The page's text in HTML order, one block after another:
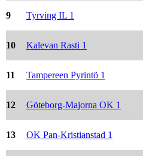
9 Tyrving IL 1
10 Kalevan Rasti 1
11 Tampereen Pyrintö 1
12 Göteborg-Majorna OK 1
13 OK Pan-Kristianstad 1